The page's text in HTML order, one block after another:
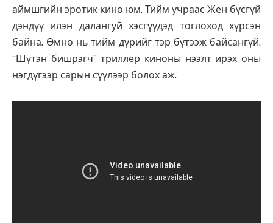
аймшгийн эротик кино юм. Тийм учраас Жен бүсгүй
дэндүү илэн далангуй хэсгүүдэд тоглоход хүрсэн
байна. Өмнө нь тийм дүрийг тэр бүтээж байсангүй.
“Шүтэн бишрэгч” триллер киноны нээлт ирэх оны
нэгдүгээр сарын сүүлээр болох аж.